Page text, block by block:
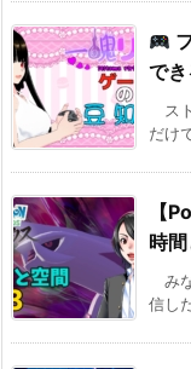
で
ス
だけ
【
時
み
信し